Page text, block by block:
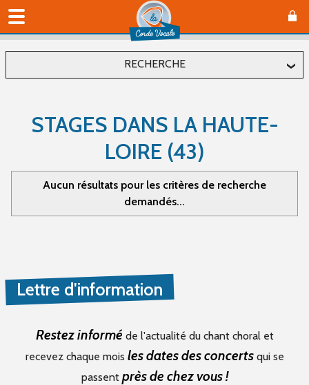
RECHERCHE
Département
Commune
Type(s) d'évènement
Concerts (0)
STAGES DANS LA HAUTE-
LOIRE (43)
Aucun résultats pour les critères de recherche
demandés...
Lettre d'information
Restez informé de l'actualité du chant choral et
recevez chaque mois les dates des concertsqui se
passent près de chez vous !